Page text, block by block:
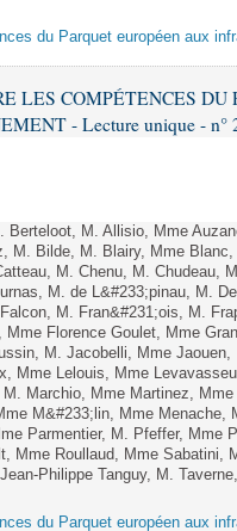
du Parquet européen aux
LES COMPÉTENCES
- Lecture unique - n°
Berteloot, M. Allisio, Mme
M. Bilde, M. Blairy, Mme
M. Chenu, M. Chudeau,
M. de L&#233;pinau, M.
M. Fran&#231;ois, M.
Florence Goulet, Mme
M. Jacobelli, Mme
Mme Lelouis, Mme
Marchio, Mme Martinez,
M&#233;lin, Mme Menache,
Parmentier, M. Pfeffer, Mme
Mme Roullaud, Mme
Philippe Tanguy, M.
du Parquet européen aux